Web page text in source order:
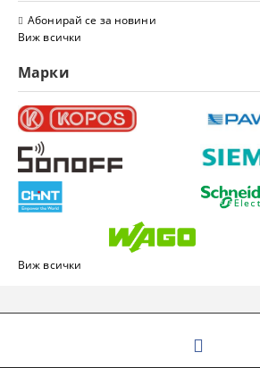
Абонирай се за новини
Виж всички
Марки
Виж всички